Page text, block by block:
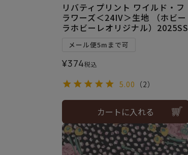
リバティプリント ワイルド・フ
ラワーズ＜24IV＞生地 （ホビー
ラホビーレオリジナル）2025SS
メール便5mまで可
¥374税込
5.00 （2）
カートに入れる